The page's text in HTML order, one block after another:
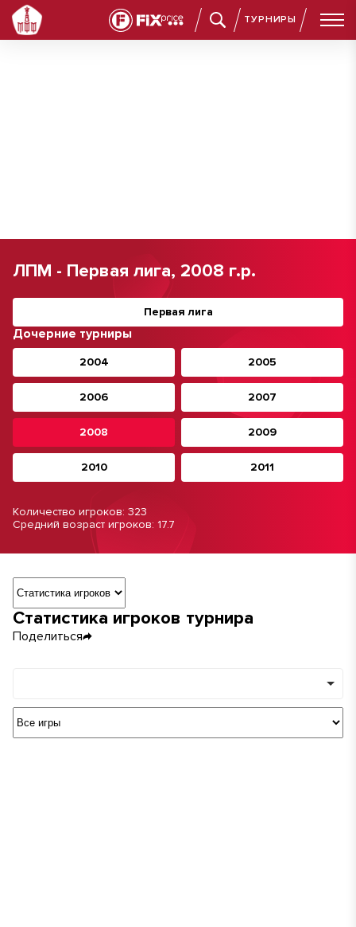
ТУРНИРЫ
ЛПМ - Первая лига, 2008 г.р.
Первая лига
Дочерние турниры
2004 2005
2006 2007
2008 2009
2010 2011
Количество игроков: 323
Средний возраст игроков: 17.7
Навигация по разделам турнира
Статистика игроков турнира
Поделиться